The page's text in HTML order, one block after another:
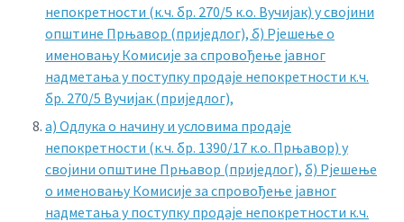
непокретности (к.ч. бр. 270/5 к.о. Вучијак) у својини
општине Прњавор (приједлог), б) Рјешење о
именовању Комисије за спровођење јавног
надметања у поступку продаје непокретности к.ч.
бр. 270/5 Вучијак (приједлог),
a) Одлука о начину и условима продаје
непокретности (к.ч. бр. 1390/17 к.о. Прњавор) у
својини општине Прњавор (приједлог), б) Рјешење
о именовању Комисије за спровођење јавног
надметања у поступку продаје непокретности к.ч.